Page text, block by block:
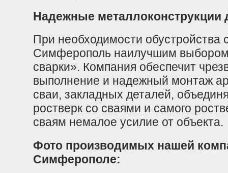
Надежные металлоконструкции
При необходимости
Симферополь наилучшим
сварки». Компания обеспечит
выполнение и надежный монтаж
сваи, закладных деталей,
ростверк со сваями и самого
сваям немалое усилие от объекта.
Фото производимых нашей
Симферополе: